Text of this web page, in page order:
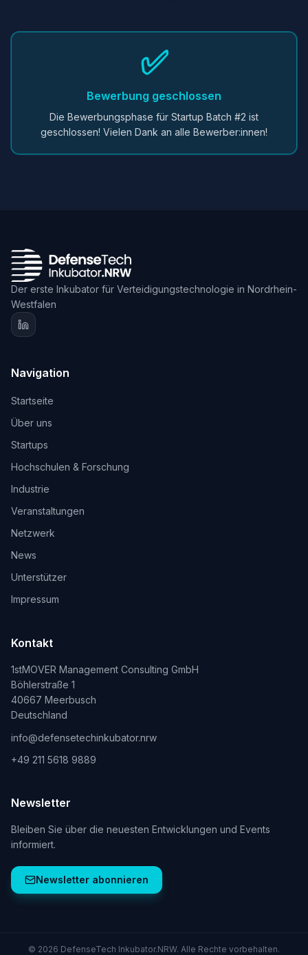
✅
Bewerbung geschlossen
Die Bewerbungsphase für Startup Batch #2 ist
geschlossen! Vielen Dank an alle Bewerber:innen!
Der erste Inkubator für Verteidigungstechnologie in Nordrhein-
Westfalen
Navigation
Startseite
Über uns
Startups
Hochschulen & Forschung
Industrie
Veranstaltungen
Netzwerk
News
Unterstützer
Impressum
Kontakt
1stMOVER Management Consulting GmbH
Böhlerstraße 1
40667 Meerbusch
Deutschland
info@defensetechinkubator.nrw
+49 211 5618 9889
Newsletter
Bleiben Sie über die neuesten Entwicklungen und Events
informiert.
Newsletter abonnieren
© 2026 DefenseTech Inkubator.NRW. Alle Rechte vorbehalten.